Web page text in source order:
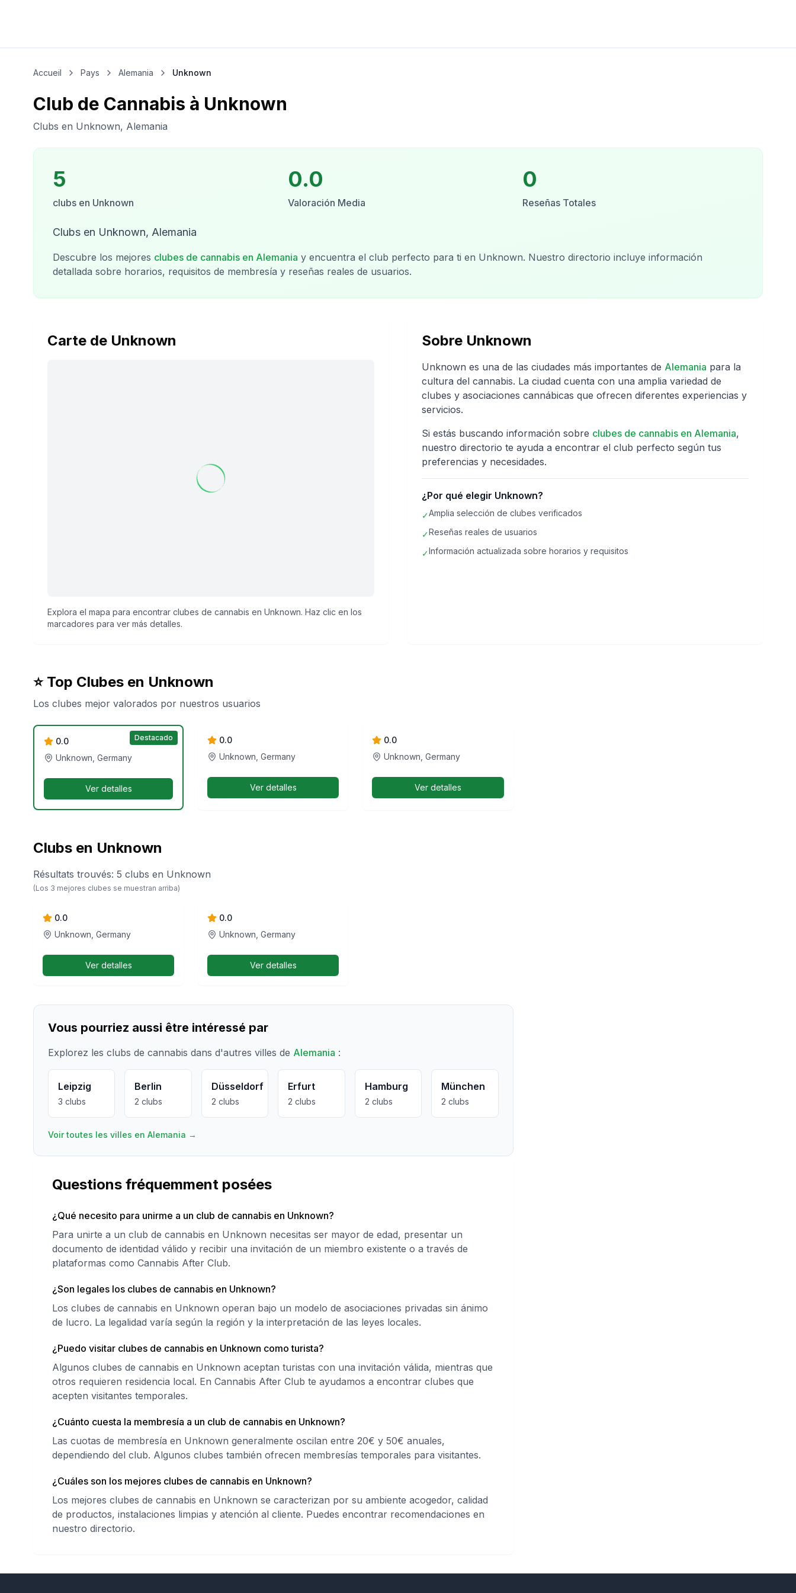
Accueil Pays Alemania Unknown
Club de Cannabis à Unknown
Clubs en Unknown, Alemania
5
clubs en Unknown
0.0
Valoración Media
0
Reseñas Totales
Clubs en Unknown, Alemania
Descubre los mejores clubes de cannabis en Alemania y encuentra el club perfecto para ti en Unknown. Nuestro directorio incluye información
detallada sobre horarios, requisitos de membresía y reseñas reales de usuarios.
Carte de Unknown
Explora el mapa para encontrar clubes de cannabis en Unknown. Haz clic en los
marcadores para ver más detalles.
Sobre Unknown
Unknown es una de las ciudades más importantes de Alemania para la
cultura del cannabis. La ciudad cuenta con una amplia variedad de
clubes y asociaciones cannábicas que ofrecen diferentes experiencias y
servicios.
Si estás buscando información sobre clubes de cannabis en Alemania,
nuestro directorio te ayuda a encontrar el club perfecto según tus
preferencias y necesidades.
¿Por qué elegir Unknown?
✓Amplia selección de clubes verificados
✓Reseñas reales de usuarios
✓Información actualizada sobre horarios y requisitos
⭐ Top Clubes en Unknown
Los clubes mejor valorados por nuestros usuarios
Destacado
CSC Cannapingu
Cannabisclub e.V.
0.0
Unknown, Germany
Ver detalles
Verde Vida e.V.
0.0
Unknown, Germany
Ver detalles
0.0
Unknown, Germany
Ver detalles
Clubs en Unknown
Résultats trouvés: 5 clubs en Unknown
(Los 3 mejores clubes se muestran arriba)
High Society e.V.
0.0
Unknown, Germany
Ver detalles
Grünvereint e.V.
0.0
Unknown, Germany
Ver detalles
Vous pourriez aussi être intéressé par
Explorez les clubs de cannabis dans d'autres villes de Alemania :
Leipzig
3 clubs
Berlin
2 clubs
Düsseldorf
2 clubs
Erfurt
2 clubs
Hamburg
2 clubs
München
2 clubs
Voir toutes les villes en Alemania →
Questions fréquemment posées
¿Qué necesito para unirme a un club de cannabis en Unknown?
Para unirte a un club de cannabis en Unknown necesitas ser mayor de edad, presentar un
documento de identidad válido y recibir una invitación de un miembro existente o a través de
plataformas como Cannabis After Club.
¿Son legales los clubes de cannabis en Unknown?
Los clubes de cannabis en Unknown operan bajo un modelo de asociaciones privadas sin ánimo
de lucro. La legalidad varía según la región y la interpretación de las leyes locales.
¿Puedo visitar clubes de cannabis en Unknown como turista?
Algunos clubes de cannabis en Unknown aceptan turistas con una invitación válida, mientras que
otros requieren residencia local. En Cannabis After Club te ayudamos a encontrar clubes que
acepten visitantes temporales.
¿Cuánto cuesta la membresía a un club de cannabis en Unknown?
Las cuotas de membresía en Unknown generalmente oscilan entre 20€ y 50€ anuales,
dependiendo del club. Algunos clubes también ofrecen membresías temporales para visitantes.
¿Cuáles son los mejores clubes de cannabis en Unknown?
Los mejores clubes de cannabis en Unknown se caracterizan por su ambiente acogedor, calidad
de productos, instalaciones limpias y atención al cliente. Puedes encontrar recomendaciones en
nuestro directorio.